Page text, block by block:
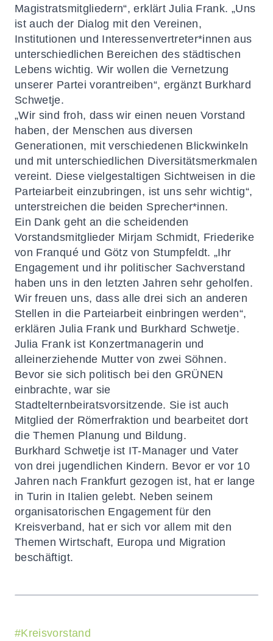
Magistratsmitgliedern“, erklärt Julia Frank. „Uns
ist auch der Dialog mit den Vereinen,
Institutionen und Interessenvertreter*innen aus
unterschiedlichen Bereichen des städtischen
Lebens wichtig. Wir wollen die Vernetzung
unserer Partei vorantreiben“, ergänzt Burkhard
Schwetje.
„Wir sind froh, dass wir einen neuen Vorstand
haben, der Menschen aus diversen
Generationen, mit verschiedenen Blickwinkeln
und mit unterschiedlichen Diversitätsmerkmalen
vereint. Diese vielgestaltigen Sichtweisen in die
Parteiarbeit einzubringen, ist uns sehr wichtig“,
unterstreichen die beiden Sprecher*innen.
Ein Dank geht an die scheidenden
Vorstandsmitglieder Mirjam Schmidt, Friederike
von Franqué und Götz von Stumpfeldt. „Ihr
Engagement und ihr politischer Sachverstand
haben uns in den letzten Jahren sehr geholfen.
Wir freuen uns, dass alle drei sich an anderen
Stellen in die Parteiarbeit einbringen werden“,
erklären Julia Frank und Burkhard Schwetje.
Julia Frank ist Konzertmanagerin und
alleinerziehende Mutter von zwei Söhnen.
Bevor sie sich politisch bei den GRÜNEN
einbrachte, war sie
Stadtelternbeiratsvorsitzende. Sie ist auch
Mitglied der Römerfraktion und bearbeitet dort
die Themen Planung und Bildung.
Burkhard Schwetje ist IT-Manager und Vater
von drei jugendlichen Kindern. Bevor er vor 10
Jahren nach Frankfurt gezogen ist, hat er lange
in Turin in Italien gelebt. Neben seinem
organisatorischen Engagement für den
Kreisverband, hat er sich vor allem mit den
Themen Wirtschaft, Europa und Migration
beschäftigt.
#Kreisvorstand